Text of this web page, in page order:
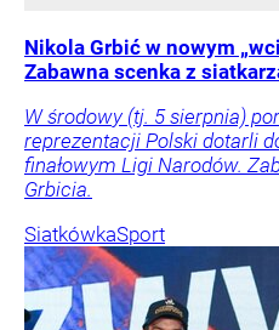
Nikola Grbić w nowym
Zabawna scenka z
W środowy (tj. 5 sierpnia)
reprezentacji Polski dotarli
finałowym Ligi Narodów.
Grbicia.
SiatkówkaSport